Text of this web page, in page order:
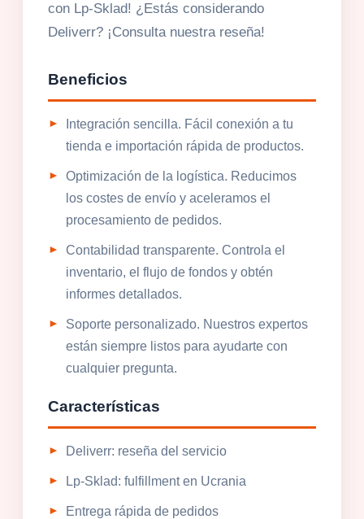
con Lp-Sklad! ¿Estás considerando
Deliverr? ¡Consulta nuestra reseña!
Beneficios
Integración sencilla. Fácil conexión a tu
tienda e importación rápida de productos.
Optimización de la logística. Reducimos
los costes de envío y aceleramos el
procesamiento de pedidos.
Contabilidad transparente. Controla el
inventario, el flujo de fondos y obtén
informes detallados.
Soporte personalizado. Nuestros expertos
están siempre listos para ayudarte con
cualquier pregunta.
Características
Deliverr: reseña del servicio
Lp-Sklad: fulfillment en Ucrania
Entrega rápida de pedidos